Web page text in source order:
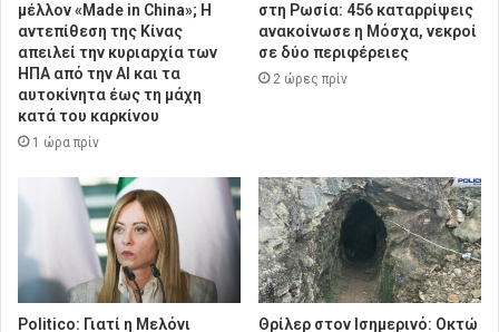
μέλλον «Made in China»; Η
αντεπίθεση της Κίνας
απειλεί την κυριαρχία των
ΗΠΑ από την ΑΙ και τα
αυτοκίνητα έως τη μάχη
κατά του καρκίνου
1 ώρα πρίν
στη Ρωσία: 456 καταρρίψεις
ανακοίνωσε η Μόσχα, νεκροί
σε δύο περιφέρειες
2 ώρες πρίν
Politico: Γιατί η Μελόνι
Θρίλερ στον Ισημερινό: Οκτώ